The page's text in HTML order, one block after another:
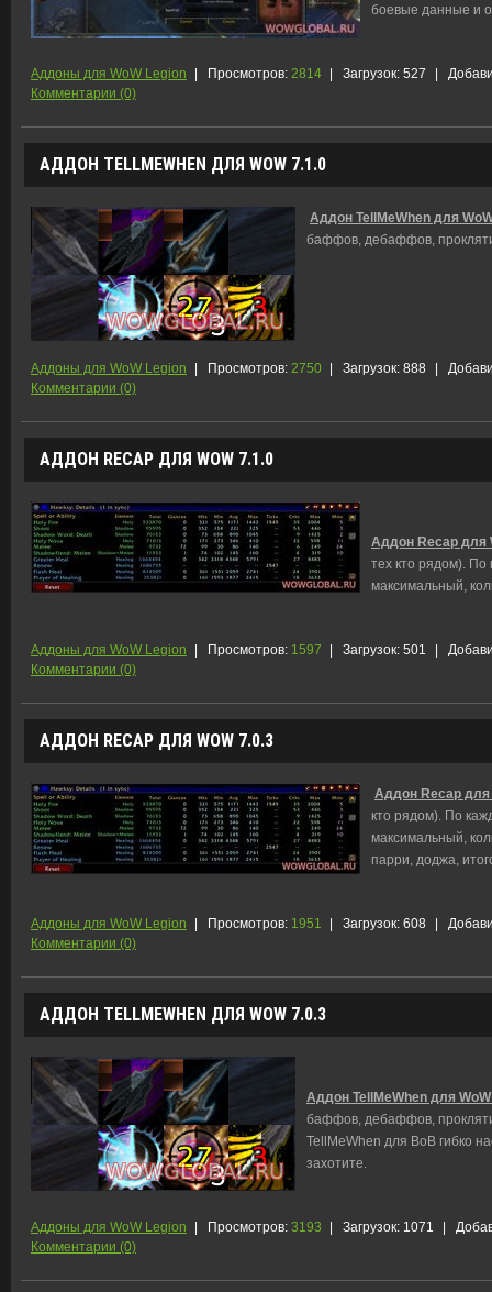
боевые данные и
Аддоны для WoW Legion | Просмотров: 2814 | Загрузок: 527 |
Комментарии (0)
АДДОН TELLMEWHEN ДЛЯ WOW 7.1.0
Аддон TellMeWhen для
баффов, дебаффов,
Аддоны для WoW Legion | Просмотров: 2750 | Загрузок: 888 |
Комментарии (0)
АДДОН RECAP ДЛЯ WOW 7.1.0
Аддон Recap для
тех кто рядом). По
максимальный,
Аддоны для WoW Legion | Просмотров: 1597 | Загрузок: 501 |
Комментарии (0)
АДДОН RECAP ДЛЯ WOW 7.0.3
Аддон Recap для
кто рядом). По
максимальный,
парри, доджа,
Аддоны для WoW Legion | Просмотров: 1951 | Загрузок: 608 |
Комментарии (0)
АДДОН TELLMEWHEN ДЛЯ WOW 7.0.3
Аддон TellMeWhen для
баффов, дебаффов,
TellMeWhen для ВоВ гибко
захотите.
Аддоны для WoW Legion | Просмотров: 3193 | Загрузок: 1071 |
Комментарии (0)